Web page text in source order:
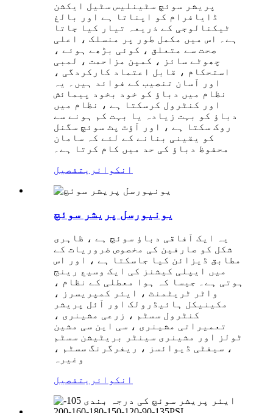
پریشر سوئچ سٹینلیس سٹیل ایکشن
ڈایافرام کو اپناتا ہے اور بالغ
ٹیکنالوجی کے ذریعہ تیار کیا جاتا
ہے۔ اس میں مکمل طور پر منسلک ، اعلی
صحت سے متعلق ، کوئی بڑھے ہوئے ،
چھوٹے سائز ، کمپن مزاحمت ، لمبی
استحکام ، قابل اعتماد کارکردگی ،
اور آسان تنصیب کے فوائد ہیں۔ یہ
نظام میں دباؤ کو خود بخود پیمائش
اور کنٹرول کرسکتا ہے ، نظام میں
دباؤ کو بہت زیادہ یا بہت کم ہونے سے
روک سکتا ہے ، اور آؤٹ پٹ سوئچ سگنل
کو یقینی بنانے کے لئے کہ سامان
محفوظ دباؤ کی حد میں کام کرتا ہے۔
انکوائری تفصیل
یونیورسل پریشر سوئچ
یہ ایک آفاقی دباؤ سوئچ ہے ، ظاہری
شکل کو صارفین کی مخصوص ضروریات کے
مطابق ڈیزائن کیا جاسکتا ہے ، اور اس
میں ایپلی کیشنز کی ایک وسیع رینج
ہوتی ہے۔ جیسا کہ ہوا معطلی کے نظام ،
واٹر ٹریٹمنٹ ، ایئر کمپریسرز ،
مکینیکل ہائیڈرولک اور آئل پریشر
کنٹرول سسٹم ، زرعی مشینری ،
تعمیراتی مشینری ، سی این سی مشین
ٹولز اور مشینری سینٹر بریٹیشن سسٹم
، سیفٹی ڈیوائسز ، ریفرگرنگ سسٹم ،
وغیرہ
انکوائری تفصیل